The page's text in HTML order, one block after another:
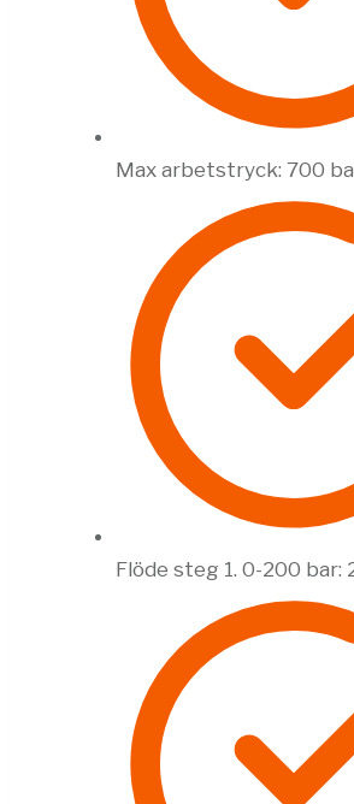
Max arbetstryck: 700
Flöde steg 1. 0-200 bar: